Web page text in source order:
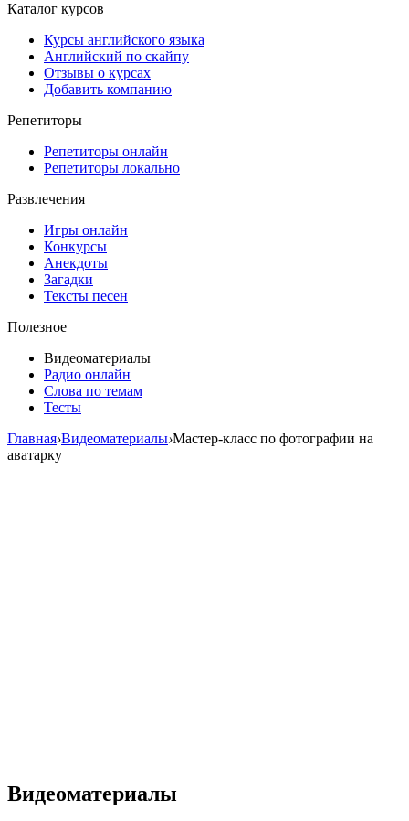
Каталог курсов
Курсы английского языка
Английский по скайпу
Отзывы о курсах
Добавить компанию
Репетиторы
Репетиторы онлайн
Репетиторы локально
Развлечения
Игры онлайн
Конкурсы
Анекдоты
Загадки
Тексты песен
Полезное
Видеоматериалы
Радио онлайн
Слова по темам
Тесты
Главная›Видеоматериалы›Мастер-класс по фотографии на
аватарку
Видеоматериалы